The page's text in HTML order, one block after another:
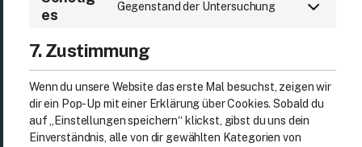
es
Gegenstand der Untersuchung
7. Zustimmung
Wenn du unsere Website das erste Mal besuchst, zeigen wir
dir ein Pop-Up mit einer Erklärung über Cookies. Sobald du
auf „Einstellungen speichern“ klickst, gibst du uns dein
Einverständnis, alle von dir gewählten Kategorien von